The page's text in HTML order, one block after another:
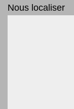
Nous localiser